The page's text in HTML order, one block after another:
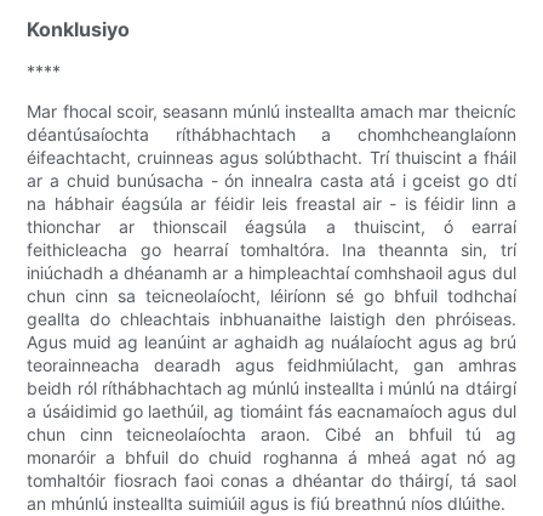
Konklusiyo
****
Mar fhocal scoir, seasann múnlú insteallta amach mar theicníc
déantúsaíochta ríthábhachtach a chomhcheanglaíonn
éifeachtacht, cruinneas agus solúbthacht. Trí thuiscint a fháil
ar a chuid bunúsacha - ón innealra casta atá i gceist go dtí
na hábhair éagsúla ar féidir leis freastal air - is féidir linn a
thionchar ar thionscail éagsúla a thuiscint, ó earraí
feithicleacha go hearraí tomhaltóra. Ina theannta sin, trí
iniúchadh a dhéanamh ar a himpleachtaí comhshaoil ​​agus dul
chun cinn sa teicneolaíocht, léiríonn sé go bhfuil todhchaí
geallta do chleachtais inbhuanaithe laistigh den phróiseas.
Agus muid ag leanúint ar aghaidh ag nuálaíocht agus ag brú
teorainneacha dearadh agus feidhmiúlacht, gan amhras
beidh ról ríthábhachtach ag múnlú insteallta i múnlú na dtáirgí
a úsáidimid go laethúil, ag tiomáint fás eacnamaíoch agus dul
chun cinn teicneolaíochta araon. Cibé an bhfuil tú ag
monaróir a bhfuil do chuid roghanna á mheá agat nó ag
tomhaltóir fiosrach faoi conas a dhéantar do tháirgí, tá saol
an mhúnlú insteallta suimiúil agus is fiú breathnú níos dlúithe.